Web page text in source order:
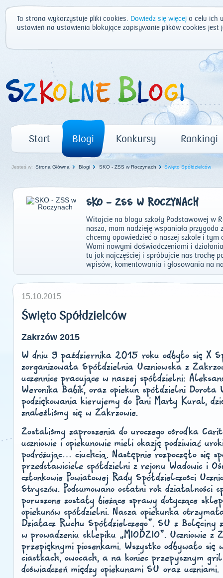
Ta strona wykorzystuje pliki cookies. Dowiedz się więcej o celu ich
ustawień na ustawienia blokujące zapisywanie plików cookies
Start Blogi Konkursy Rankingi
Jesteś w: Strona Główna Blogi SKO - ZSS w Roczynach Święto Spółdzielców
SKO - ZSS W ROCZYNACH
Witajcie na blogu szkoły Podstawowej w
nasza, mam nadzieję wspaniała przygoda
chcemy opowiedzieć o naszej szkole i tym
Wami nowymi doświadczeniami i
tu jak najczęściej i spróbujcie nas trochę
wpisów, komentowania i głosowania na
15.10.2015
Święto Spółdzielców
Zakrzów 2015
W dniu 9 października 2015 roku odbyło się X
zorganizowała Spółdzielnia Uczniowska z
uczennice pracujące w naszej spółdzielni:
Weronika Babik, oraz opiekun spółdzielni
podziękowania kierujemy do Pani Marty Kural,
znaleźliśmy się w Zakrzowie.
Zostaliśmy zaproszenia do uroczego ośrodka
uczniowie i opiekunowie mieli okazję podziwiać
podróżując… ciuchcią. Następnie rozpoczęło się
przedstawiciele spółdzielni z rejonu Wadowic i
członkowie Powiatowej Rady Spółdzielczości
Stryszów. Podsumowano ostatni rok działalności
poruszone zostały bieżące sprawy dotyczące
opiekunów spółdzielni. Nasza opiekunka
Działacz Ruchu Spółdzielczego”. SU z Bolęciny
w prowadzeniu sklepiku „MIODZIO”. Uczniowie
przepięknymi piosenkami. Wszystko odbywało
ciastkach, owocach, a na koniec przepysznym
doświadczeń między opiekunami SU oraz uczniami.